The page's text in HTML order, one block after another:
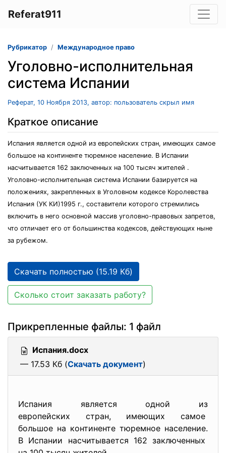
Referat911
Рубрикатор Международное право
Уголовно-исполнительная
система Испании
Реферат, 10 Ноября 2013, автор: пользователь скрыл имя
Краткое описание
Испания является одной из европейских стран, имеющих самое
большое на континенте тюремное население. В Испании
насчитывается 162 заключенных на 100 тысяч жителей .
Уголовно-исполнительная система Испании базируется на
положениях, закрепленных в Уголовном кодексе Королевства
Испания (УК КИ)1995 г., составители которого стремились
включить в него основной массив уголовно-правовых запретов,
что отличает его от большинства кодексов, действующих ныне
за рубежом.
Скачать полностью (15.19 Кб)
Сколько стоит заказать работу?
Прикрепленные файлы: 1 файл
Испания.docx
— 17.53 Кб (Скачать документ)
Испания является одной из
европейских стран, имеющих самое
большое на континенте тюремное население.
В Испании насчитывается 162 заключенных